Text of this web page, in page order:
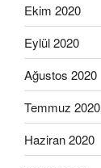
Ekim 2020
Eylül 2020
Ağustos 2020
Temmuz 2020
Haziran 2020